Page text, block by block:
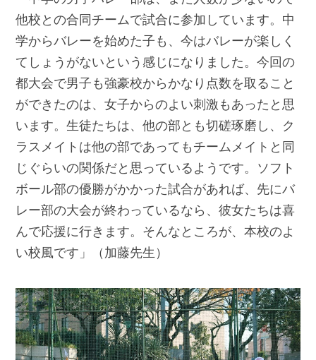
他校との合同チームで試合に参加しています。中
学からバレーを始めた子も、今はバレーが楽しく
てしょうがないという感じになりました。今回の
都大会で男子も強豪校からかなり点数を取ること
ができたのは、女子からのよい刺激もあったと思
います。生徒たちは、他の部とも切磋琢磨し、ク
ラスメイトは他の部であってもチームメイトと同
じぐらいの関係だと思っているようです。ソフト
ボール部の優勝がかかった試合があれば、先にバ
レー部の大会が終わっているなら、彼女たちは喜
んで応援に行きます。そんなところが、本校のよ
い校風です」（加藤先生）